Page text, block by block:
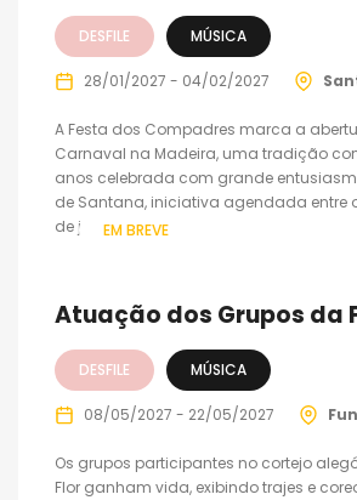
DESFILE MÚSICA
28/01/2027 - 04/02/2027
A Festa dos Compadres marca a
Carnaval na Madeira, uma tradição
anos celebrada com grande
de Santana, iniciativa agendada entre
de janeiro e...
EM BREVE
Atuação dos Grupos da
DESFILE MÚSICA
08/05/2027 - 22/05/2027
Os grupos participantes no cortejo
Flor ganham vida, exibindo trajes e